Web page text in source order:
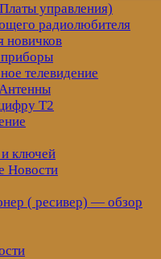
управления)
радиолюбителя
новичков
телевидение
Т2
ключей
Новости
( ресивер) — обзор